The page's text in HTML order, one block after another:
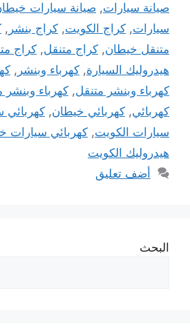
صيانة سيارات, صيانة سيارات
سيارات, كراج الكويت, كراج بنشر ,
متنقل خيطان, كراج متنقل, كراج
هيدروليك السيارة, كهرباء وبنشر ,
كهرباء وبنشر متنقل, كهرباء
كهربائي, كهربائي خيطان, كهربائي
سيارات الكويت, كهربائي سيارات
هيدروليك الكويت
أضف تعليق
البحث